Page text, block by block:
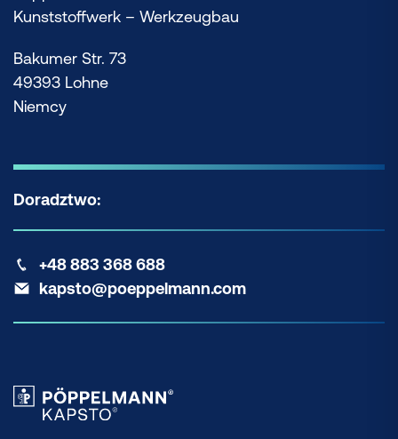
Kunststoffwerk – Werkzeugbau
Bakumer Str. 73
49393 Lohne
Niemcy
Doradztwo:
+48 883 368 688
kapsto@poeppelmann.com